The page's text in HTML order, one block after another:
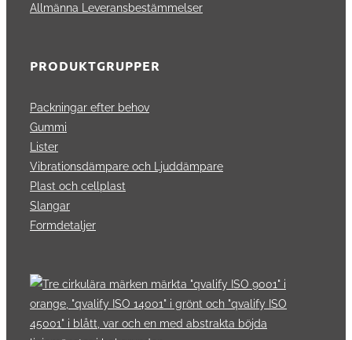
Allmänna Leveransbestämmelser
PRODUKTGRUPPER
Packningar efter behov
Gummi
Lister
Vibrationsdämpare och Ljuddämpare
Plast och cellplast
Slangar
Formdetaljer